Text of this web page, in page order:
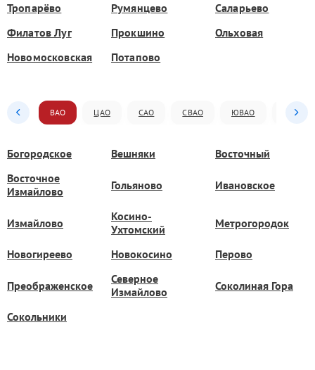
Тропарёво
Румянцево
Саларьево
Филатов Луг
Прокшино
Ольховая
Новомосковская
Потапово
ВАО ЦАО САО СВАО ЮВАО ЮАО
Богородское Вешняки
Восточный
Восточное
Измайлово
Гольяново Ивановское
Измайлово
Косино-
Ухтомский
Метрогородок
Новогиреево Новокосино Перово
Преображенское
Северное
Измайлово
Соколиная Гора
Сокольники